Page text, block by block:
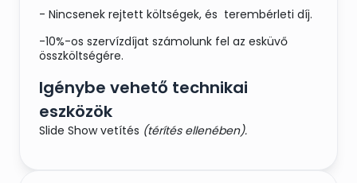
- Nincsenek rejtett költségek, és terembérleti díj.
-10%-os szervízdíjat számolunk fel az esküvő
összköltségére.
Igénybe vehető technikai
eszközök
Slide Show vetítés (térítés ellenében).